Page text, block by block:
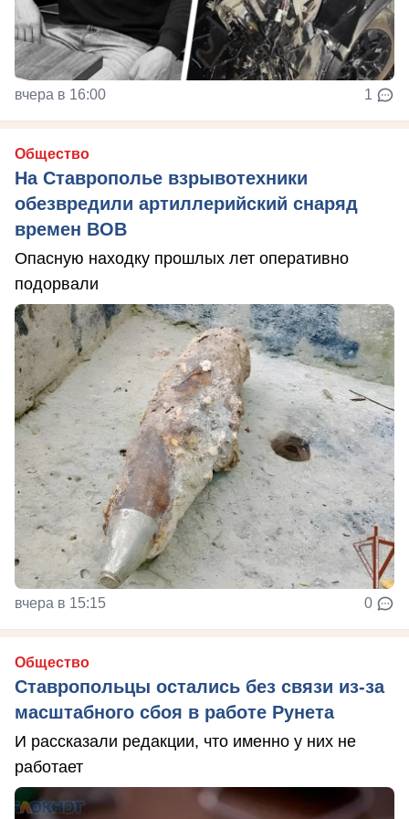
вчера в 16:00 1
Общество
На Ставрополье взрывотехники
обезвредили артиллерийский снаряд
времен ВОВ
Опасную находку прошлых лет оперативно
подорвали
вчера в 15:15 0
Общество
Ставропольцы остались без связи из-за
масштабного сбоя в работе Рунета
И рассказали редакции, что именно у них не
работает